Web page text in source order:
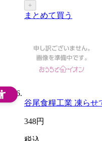
+
まとめて買う
谷尾食糧工業 凍らせ
348円